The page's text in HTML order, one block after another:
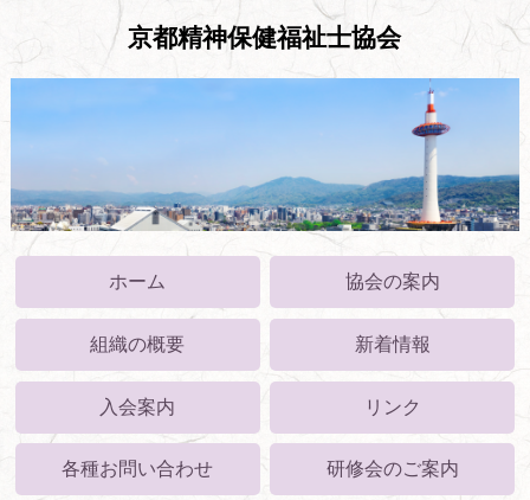
京都精神保健福祉士協会
ホーム 協会の案内
組織の概要 新着情報
入会案内 リンク
各種お問い合わせ 研修会のご案内